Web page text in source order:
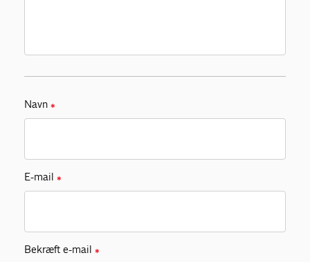
Navn ✱
E-mail ✱
Bekræft e-mail ✱